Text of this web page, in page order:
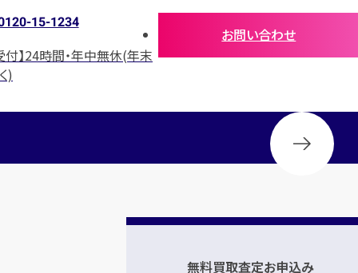
15-1234
付】24時間・年中無休(年末
)
お問い合わせ
無料買取査定お申込み